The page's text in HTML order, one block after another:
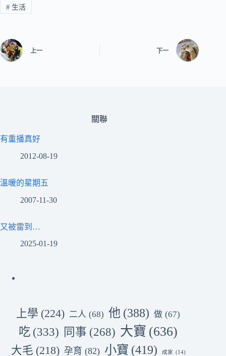
#生活
上一 下一
關聯
有重播真好
2012-08-19
溫暖的星期五
2007-11-30
又被雷到…
2025-01-19
上學 (224) 二人 (68) 他 (388) 做 (67)
吃 (333) 同事 (268) 大寶 (636)
大毛 (218) 孕育 (82) 小寶 (419) 成家 (14)